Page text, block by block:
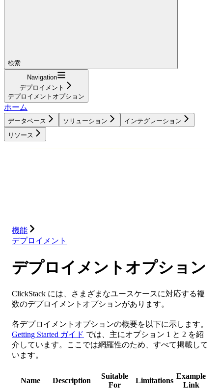
検索...
Navigation
デプロイメント
デプロイメントオプション
ホーム
データベース ソリューション
インテグレーション
リソース
機能
デプロイメント
デプロイメントオプション
ClickStack には、さまざまなユースケースに対応する複
数のデプロイメントオプションがあります。
各デプロイメントオプションの概要を以下に示します。
Getting Started ガイド では、主にオプション 1 と 2 を紹
介しています。ここでは網羅性のため、すべて掲載して
います。
Name Description
Suitable
For
Limitations
Example
Link